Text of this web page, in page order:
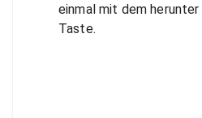
einmal mit dem herunter
Taste.